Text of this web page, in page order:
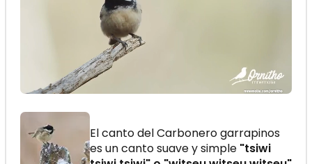
El canto del Carbonero garrapinos
es un canto suave y simple "tsiwi